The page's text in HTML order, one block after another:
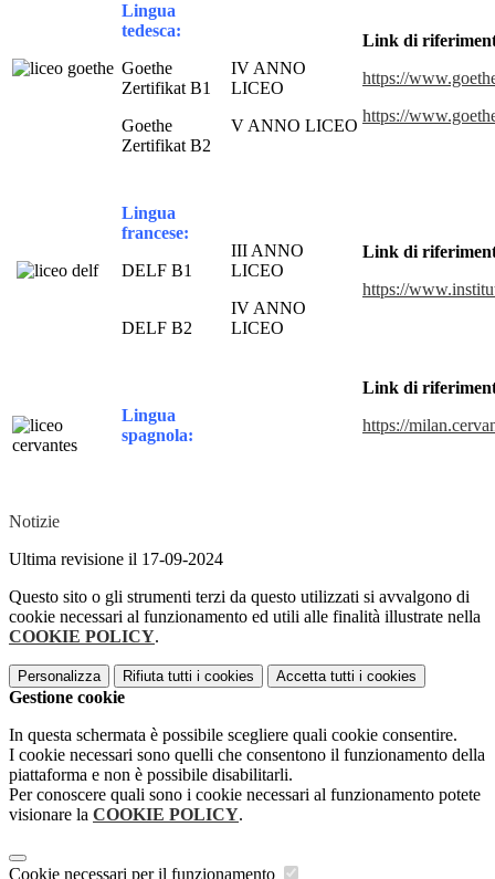
Lingua
tedesca:
Goethe
Zertifikat B1
Goethe
Zertifikat B2
IV ANNO
LICEO
V ANNO LICEO
Link di
https://
https://
Lingua
francese:
DELF B1
DELF B2
III ANNO
LICEO
IV ANNO
LICEO
Link di
https://
Lingua
spagnola:
Link di
https://
Notizie
Ultima revisione il 17-09-2024
Questo sito o gli strumenti terzi da questo utilizzati si avvalgono di
cookie necessari al funzionamento ed utili alle finalità illustrate nella
COOKIE POLICY.
Personalizza Rifiuta tutti i cookies Accetta tutti i cookies
Gestione cookie
In questa schermata è possibile scegliere quali cookie consentire.
I cookie necessari sono quelli che consentono il funzionamento della
piattaforma e non è possibile disabilitarli.
Per conoscere quali sono i cookie necessari al funzionamento potete
visionare la COOKIE POLICY.
Cookie necessari per il funzionamento